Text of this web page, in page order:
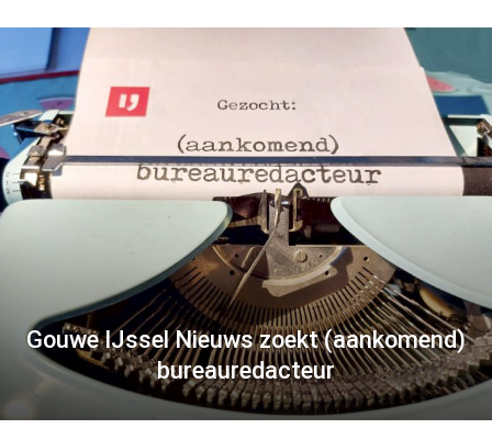
Gouwe IJssel Nieuws zoekt (aankomend)
bureauredacteur